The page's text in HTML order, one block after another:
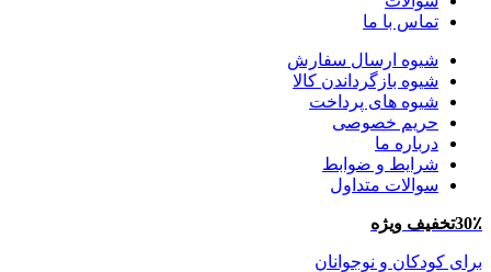
تماس با ما
شیوه ارسال سفارش
شیوه بازگرداندن کالا
شیوه های پرداخت
حریم خصوصی
درباره ما
شرایط و ضوابط
سوالات متداول
30٪تخفیف ویژه
برای کودکان و نوجوانان